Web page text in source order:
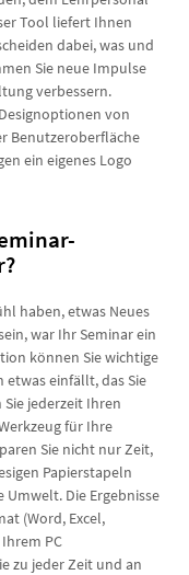
Tool liefert Ihnen
dabei, was und
Sie neue Impulse
verbessern.
von
Benutzeroberfläche
ein eigenes Logo
haben, etwas Neues
war Ihr Seminar ein
können Sie wichtige
einfällt, das Sie
jederzeit Ihren
für Ihre
Sie nicht nur Zeit,
Papierstapeln
Umwelt. Die Ergebnisse
(Word, Excel,
PC
zu jeder Zeit und an